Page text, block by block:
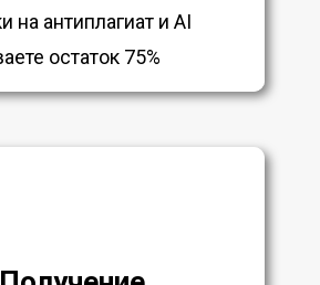
на антиплагиат и AI
остаток 75%